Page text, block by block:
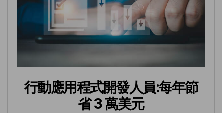
行動應用程式開發人員:每年節
省 3 萬美元